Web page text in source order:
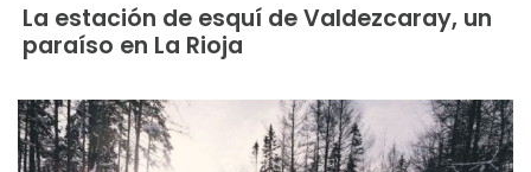
La estación de esquí de Valdezcaray, un
paraíso en La Rioja